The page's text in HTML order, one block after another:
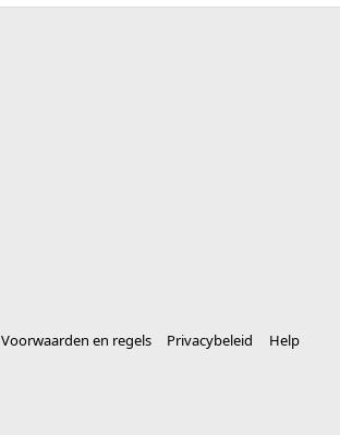
Voorwaarden en regels Privacybeleid
Help